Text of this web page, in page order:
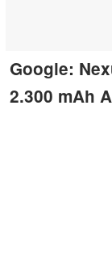
Google:
2.300 mAh